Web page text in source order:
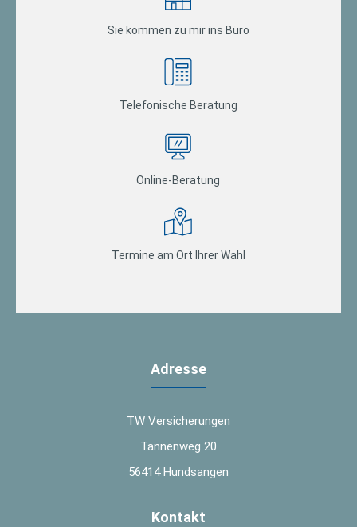
Sie kommen zu mir ins Büro
Telefonische Beratung
Online-Beratung
Termine am Ort Ihrer Wahl
Adresse
TW Versicherungen
Tannenweg 20
56414 Hundsangen
Kontakt